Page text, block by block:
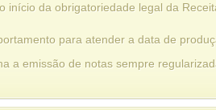
da obrigatoriedade legal da
para atender a data de
a emissão de notas sempre